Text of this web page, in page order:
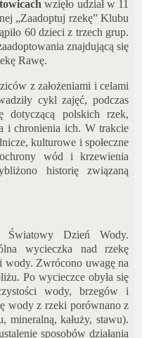
wzięło udział w 11
„Zaadoptuj rzekę” Klubu
60 dzieci z trzech grup.
znajdującą się
Rawę.
z założeniami i celami
cykl zajęć, podczas
dotyczącą polskich rzek,
i chronienia ich. W trakcie
kulturowe i społeczne
wód i krzewienia
historię związaną
Światowy Dzień Wody.
wycieczka nad rzekę
wody. Zwrócono uwagę na
Po wycieczce obyła się
wody, brzegów i
wody z rzeki porównano z
mineralną, kałuży, stawu).
sposobów działania